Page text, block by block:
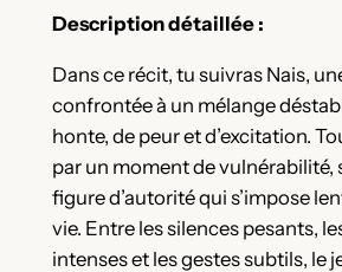
Description détaillée :
Dans ce récit, tu suivras Nais,
confrontée à un mélange
honte, de peur et d’excitation.
par un moment de vulnérabilité,
figure d’autorité qui s’impose
vie. Entre les silences pesants,
intenses et les gestes subtils, le